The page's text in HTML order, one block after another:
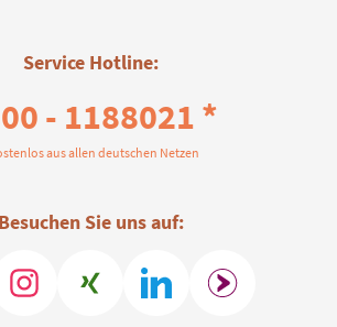
Service Hotline:
- 1188021 *
aus allen deutschen Netzen
Besuchen Sie uns auf: